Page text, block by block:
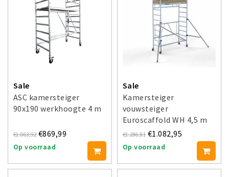
Sale
ASC kamersteiger
90x190 werkhoogte 4 m
€1.063,92 €869,99
Op voorraad
Sale
Kamersteiger
vouwsteiger
Euroscaffold WH 4,5 m
met stabilisatoren
€1.286,81 €1.082,95
Op voorraad